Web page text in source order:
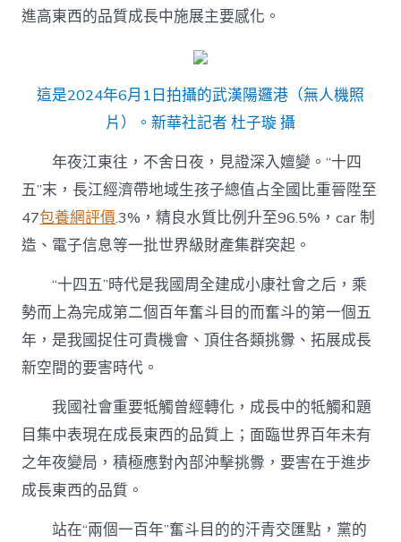
進高東西的品質成長中施展主要感化。
這是2024年6月1日拍攝的武漢陽邏港（無人機照
片）。新華社記者 杜子璇 攝
年夜江東往，不舍日夜，見證深入嬗變。“十四
五”末，長江經濟帶地域生孩子總值占全國比重晉陞至
47包養網評價.3%，精良水質比例升至96.5%，car 制
造、電子信息等一批世界級財產集群突起。
“十四五”時代是我國周全建成小康社會之后，乘
勢而上為完成第二個百年奮斗目的而奮斗的第一個五
年，是我國捉住可貴機會、頂住各類挑釁、拓展成長
新空間的要害時代。
我國社會重要牴觸曾經轉化，成長中的牴觸和題
目集中表現在成長東西的品質上；面臨世界百年未有
之年夜變局，積極應對內部沖擊挑釁，要害在于進步
成長東西的品質。
站在“兩個一百年”奮斗目的的汗青交匯點，黨的